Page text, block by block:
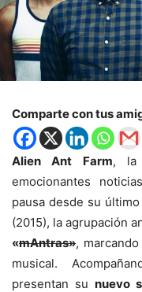
Comparte con tus
Alien Ant Farm, la
emocionantes
pausa desde su
(2015), la agrupación
«mAntras»,
musical.
presentan sunuevo